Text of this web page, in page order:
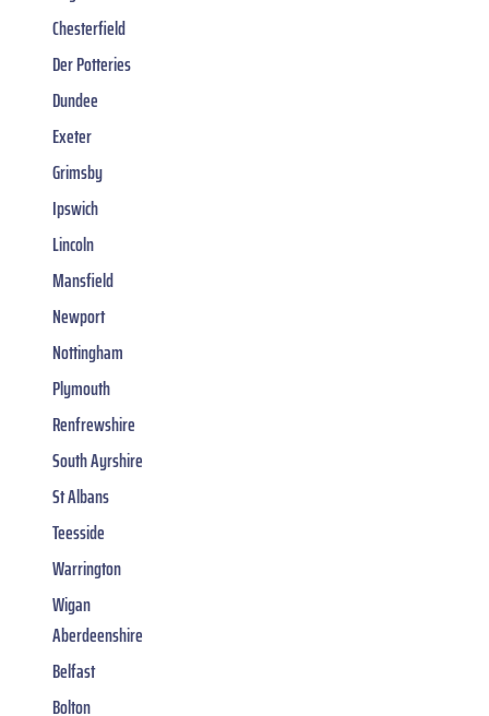
Chesterfield
Der Potteries
Dundee
Exeter
Grimsby
Ipswich
Lincoln
Mansfield
Newport
Nottingham
Plymouth
Renfrewshire
South Ayrshire
St Albans
Teesside
Warrington
Wigan
Aberdeenshire
Belfast
Bolton